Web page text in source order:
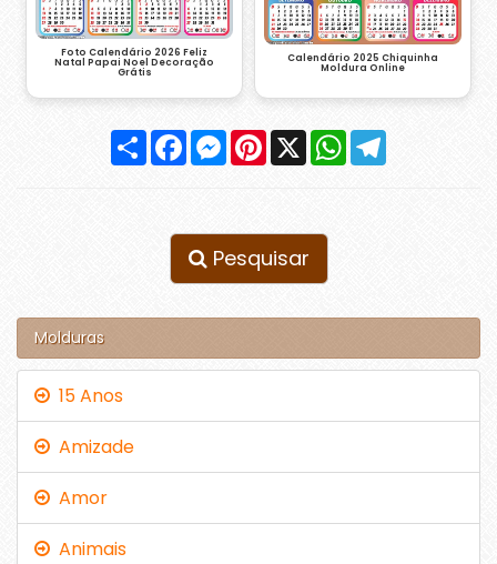
Foto Calendário 2026 Feliz
Natal Papai Noel Decoração
Grátis
Calendário 2025 Chiquinha
Moldura Online
Compartilhar
FacebookMessenger
Pinterest
X WhatsApp
Pesquisar
Molduras
15 Anos
Amizade
Amor
Animais